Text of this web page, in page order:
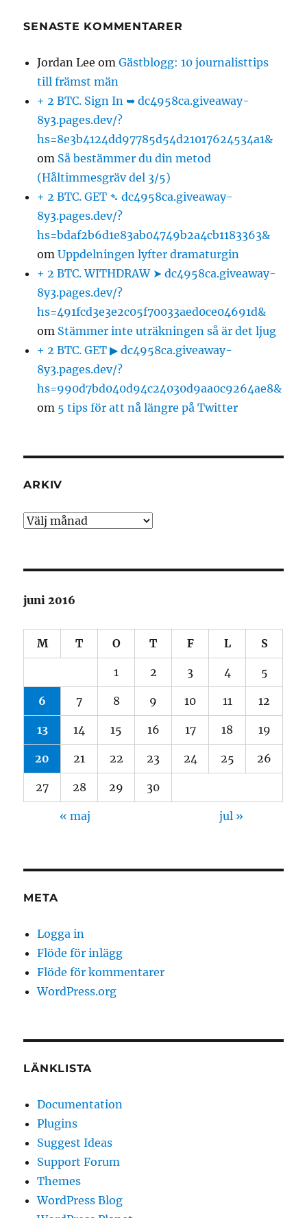
SENASTE KOMMENTARER
Jordan Lee omGästblogg: 10 journalisttips
till främst män
+ 2 BTC. Sign In ➥ dc4958ca.giveaway-
8y3.pages.dev/?
hs=8e3b4124dd97785d54d21017624534a1&
om Så bestämmer du din metod
(Håltimmesgräv del 3/5)
+ 2 BTC. GET ➴ dc4958ca.giveaway-
8y3.pages.dev/?
hs=bdaf2b6d1e83ab04749b2a4cb1183363&
omUppdelningen lyfter dramaturgin
+ 2 BTC. WITHDRAW ➤ dc4958ca.giveaway-
8y3.pages.dev/?
hs=491fcd3e3e2c05f70033aed0ce04691d&
om Stämmer inte uträkningen så är det ljug
+ 2 BTC. GET ▶ dc4958ca.giveaway-
8y3.pages.dev/?
hs=990d7bd040d94c24030d9aa0c9264ae8&
om 5 tips för att nå längre på Twitter
ARKIV
Arkiv
juni 2016
M T O T F L S
1 2 3 4 5
6 7 8 9 10 11 12
13 14 15 16 17 18 19
20 21 22 23 24 25 26
27 28 29 30
« maj jul »
META
Logga in
Flöde för inlägg
Flöde för kommentarer
WordPress.org
LÄNKLISTA
Documentation
Plugins
Suggest Ideas
Support Forum
Themes
WordPress Blog